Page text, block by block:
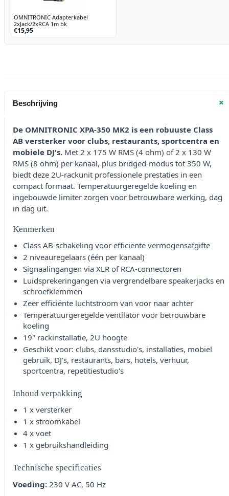
OMNITRONIC Adapterkabel
2xJack/2xRCA 1m bk
€15,95
Beschrijving +
De OMNITRONIC XPA-350 MK2 is een robuuste Class
AB versterker voor clubs, restaurants, sportcentra en
mobiele DJ's. Met 2 x 175 W RMS (4 ohm) of 2 x 130 W
RMS (8 ohm) per kanaal, plus bridged-modus tot 350 W,
biedt deze 2U-rackunit professionele prestaties in een
compact formaat. Temperatuurgeregelde koeling en
ingebouwde limiter zorgen voor betrouwbare werking, dag
in dag uit.
Kenmerken
Class AB-schakeling voor efficiënte vermogensafgifte
2 niveauregelaars (één per kanaal)
Signaalingangen via XLR of RCA-connectoren
Luidsprekeringangen via vergrendelbare speakerjacks en
schroefklemmen
Zeer efficiënte luchtstroom van voor naar achter
Temperatuurgeregelde ventilator voor betrouwbare
koeling
19" rackinstallatie, 2U hoogte
Geschikt voor: clubs, dansstudio's, installaties, mobiel
gebruik, DJ's, restaurants, bars, hotels, verhuur,
sportcentra, repetitiestudio's
Inhoud verpakking
1 x versterker
1 x stroomkabel
4 x voet
1 x gebruikshandleiding
Technische specificaties
Voeding: 230 V AC, 50 Hz